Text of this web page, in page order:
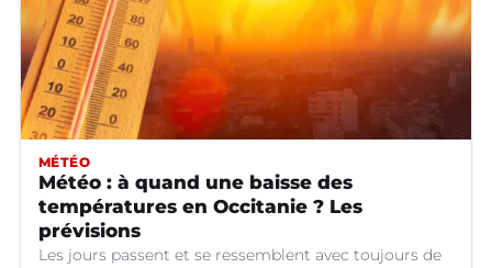
MÉTÉO
Météo : à quand une baisse des
températures en Occitanie ? Les
prévisions
Les jours passent et se ressemblent avec toujours de